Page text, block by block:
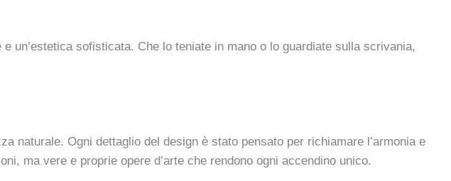
un’estetica sofisticata. Che lo teniate in mano o lo guardiate sulla scrivania,
naturale. Ogni dettaglio del design è stato pensato per richiamare l’armonia e
ma vere e proprie opere d’arte che rendono ogni accendino unico.